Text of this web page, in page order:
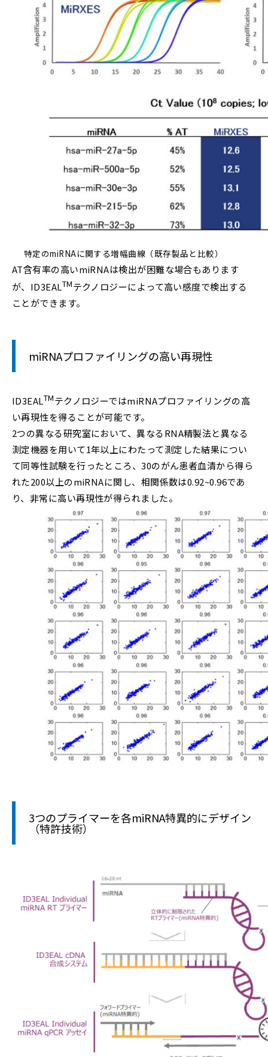
特定のmiRNAに関する増幅曲線（既存製品と比較）
AT含有率の高いmiRNAは検出が困難な場合もあります
が、ID3EALTMテクノロジーによって高い感度で検出する
ことができます。
miRNAプロファイリングの高い再現性
ID3EALTMテクノロジーではmiRNAプロファイリングの高
い再現性を得ることが可能です。
2つの異なる研究室において、異なるRNA精製法と異なる
測定機器を用いて1年以上にわたって測定した結果につい
て同等性試験を行ったところ、30のがん患者血清から得ら
れた200以上のmiRNAに関し、相関係数は0.92~0.96であ
り、非常に高い再現性が得られました。
3つのプライマーを各miRNA特異的にデザイン
（特許技術）